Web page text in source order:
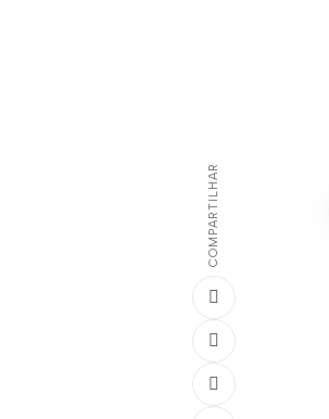
COMPARTILHAR